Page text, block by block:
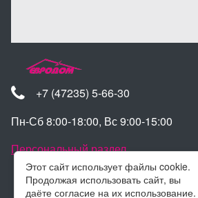
Этот сайт использует файлы cookie.
Продолжая использовать сайт, вы
даёте согласие на их использование.
+7 (47235) 5-66-30
Пн-Сб 8:00-18:00, Вс 9:00-15:00
Персональный раздел